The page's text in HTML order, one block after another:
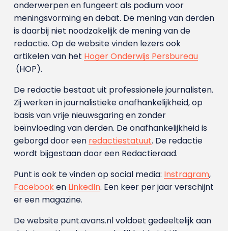
onderwerpen en fungeert als podium voor
meningsvorming en debat. De mening van derden
is daarbij niet noodzakelijk de mening van de
redactie. Op de website vinden lezers ook
artikelen van het Hoger Onderwijs Persbureau
(HOP).
De redactie bestaat uit professionele journalisten.
Zij werken in journalistieke onafhankelijkheid, op
basis van vrije nieuwsgaring en zonder
beïnvloeding van derden. De onafhankelijkheid is
geborgd door een redactiestatuut. De redactie
wordt bijgestaan door een Redactieraad.
Punt is ook te vinden op social media: Instragram,
Facebooken LinkedIn. Een keer per jaar verschijnt
er een magazine.
De website punt.avans.nl voldoet gedeeltelijk aan